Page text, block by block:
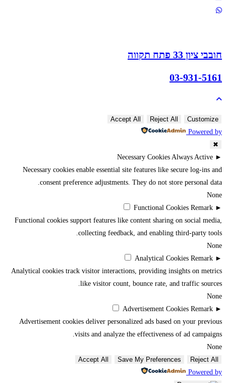
חובבי ציון 33 פתח תקווה
03-931-5161
Customize
Reject All
Accept All
Powered by
✖
►
Necessary Cookies Always Active
Necessary cookies enable essential site features like secure log-ins and
consent preference adjustments. They do not store personal data.
None
►
Functional Cookies Remark
Functional cookies support features like content sharing on social media,
collecting feedback, and enabling third-party tools.
None
►
Analytical Cookies Remark
Analytical cookies track visitor interactions, providing insights on metrics
like visitor count, bounce rate, and traffic sources.
None
►
Advertisement Cookies Remark
Advertisement cookies deliver personalized ads based on your previous
visits and analyze the effectiveness of ad campaigns.
None
Reject All
Save My Preferences
Accept All
Powered by